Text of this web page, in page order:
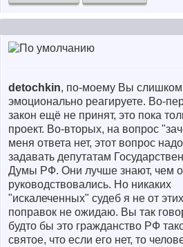
detochkin, по-моему Вы слишком
эмоционально реагируете. Во-
закон ещё не принят, это пока
проект. Во-вторых, на вопрос
меня ответа нет, этот вопрос надо
задавать депутатам
Думы РФ. Они лучше знают, чем
руководствовались. Но никаких
"искалеченных" судеб я не от этих
поправок не ожидаю. Вы так
будто бы это гражданство РФ
святое, что если его нет, то